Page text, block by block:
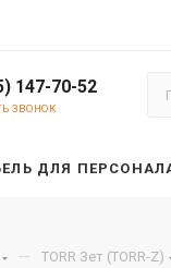
147-70-52
ЗВОНОК
ДЛЯ
— TORR Зет (TORR-Z)